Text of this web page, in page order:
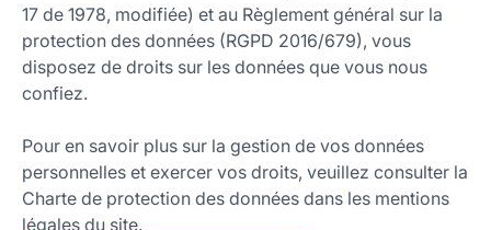
17 de 1978, modifiée) et au Règlement général sur la
protection des données (RGPD 2016/679), vous
disposez de droits sur les données que vous nous
confiez.
Pour en savoir plus sur la gestion de vos données
personnelles et exercer vos droits, veuillez consulter la
Charte de protection des données dans les mentions
légales du site.